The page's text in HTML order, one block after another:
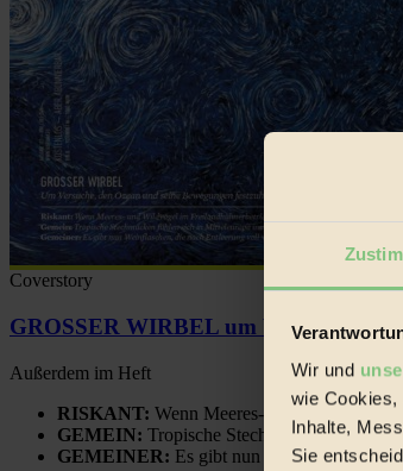
Wir und
wie Cookies,
Inhalte,
Sie
Coverstory
GROSSER WIRBEL um Versuche, den
Außerdem im Heft
RISKANT: Wenn Meeres- und Wildvögel
GEMEIN: Tropische Stechmücken fühlen
GEMEINER: Es gibt nun Weinflaschen,